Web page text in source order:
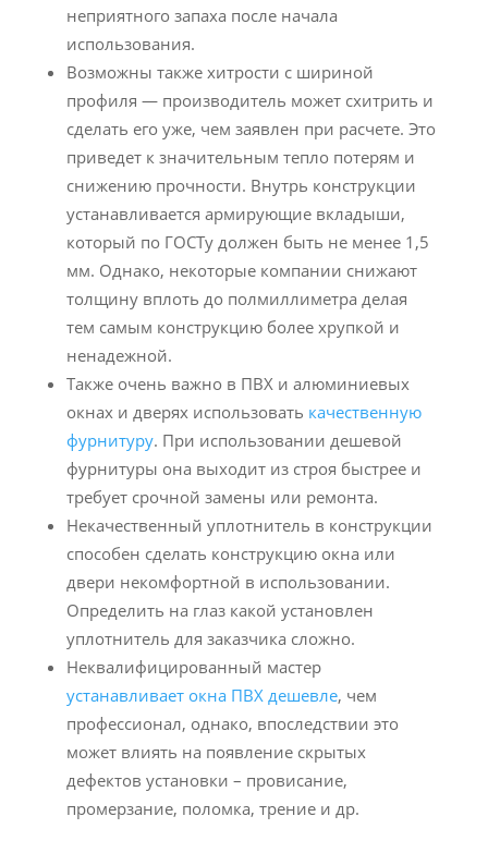
неприятного запаха после начала
использования.
Возможны также хитрости с шириной
профиля — производитель может схитрить и
сделать его уже, чем заявлен при расчете. Это
приведет к значительным тепло потерям и
снижению прочности. Внутрь конструкции
устанавливается армирующие вкладыши,
который по ГОСТу должен быть не менее 1,5
мм. Однако, некоторые компании снижают
толщину вплоть до полмиллиметра делая
тем самым конструкцию более хрупкой и
ненадежной.
Также очень важно в ПВХ и алюминиевых
окнах и дверях использовать качественную
фурнитуру. При использовании дешевой
фурнитуры она выходит из строя быстрее и
требует срочной замены или ремонта.
Некачественный уплотнитель в конструкции
способен сделать конструкцию окна или
двери некомфортной в использовании.
Определить на глаз какой установлен
уплотнитель для заказчика сложно.
Неквалифицированный мастер
устанавливает окна ПВХ дешевле, чем
профессионал, однако, впоследствии это
может влиять на появление скрытых
дефектов установки – провисание,
промерзание, поломка, трение и др.